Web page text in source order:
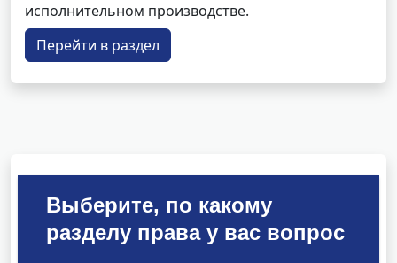
исполнительном производстве.
Перейти в раздел